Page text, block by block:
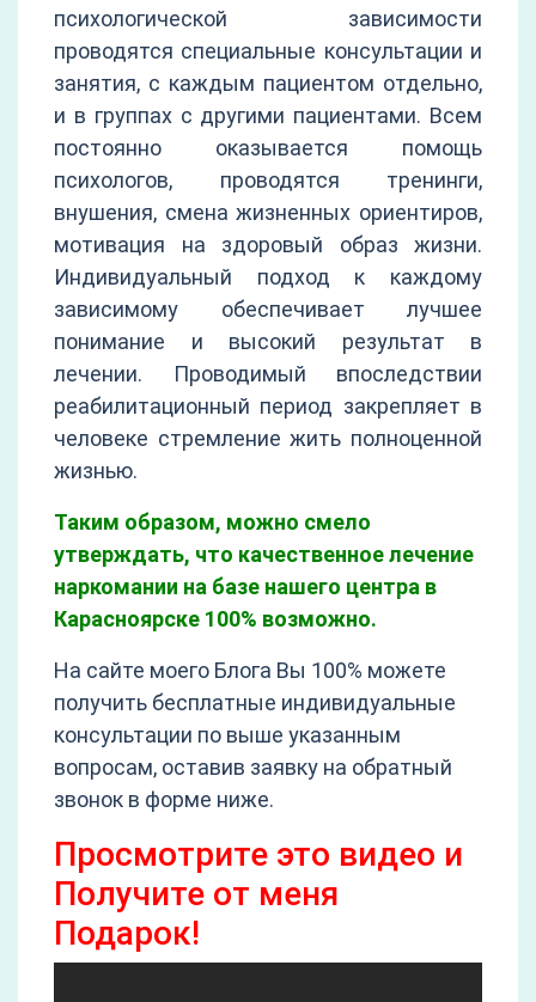
психологической зависимости
проводятся специальные консультации и
занятия, с каждым пациентом отдельно,
и в группах с другими пациентами. Всем
постоянно оказывается помощь
психологов, проводятся тренинги,
внушения, смена жизненных ориентиров,
мотивация на здоровый образ жизни.
Индивидуальный подход к каждому
зависимому обеспечивает лучшее
понимание и высокий результат в
лечении. Проводимый впоследствии
реабилитационный период закрепляет в
человеке стремление жить полноценной
жизнью.
Таким образом, можно смело
утверждать, что качественное лечение
наркомании на базе нашего центра в
Карасноярске 100% возможно.
На сайте моего Блога Вы 100% можете
получить бесплатные индивидуальные
консультации по выше указанным
вопросам, оставив заявку на обратный
звонок в форме ниже.
Просмотрите это видео и
Получите от меня
Подарок!